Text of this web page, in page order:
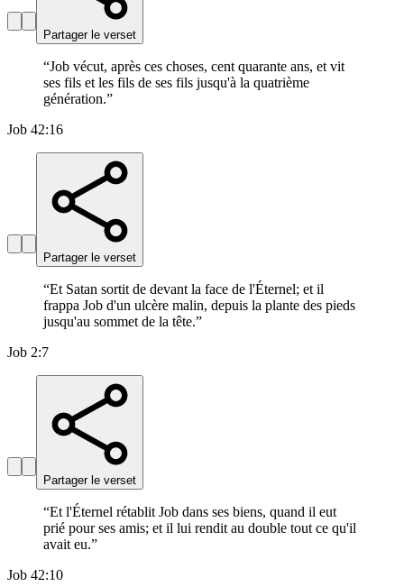
Partager le verset
“Job vécut, après ces choses, cent quarante ans, et vit
ses fils et les fils de ses fils jusqu'à la quatrième
génération.”
Job 42:16
Partager le verset
“Et Satan sortit de devant la face de l'Éternel; et il
frappa Job d'un ulcère malin, depuis la plante des pieds
jusqu'au sommet de la tête.”
Job 2:7
Partager le verset
“Et l'Éternel rétablit Job dans ses biens, quand il eut
prié pour ses amis; et il lui rendit au double tout ce qu'il
avait eu.”
Job 42:10